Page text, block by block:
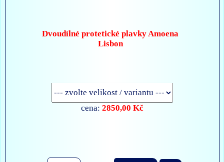
Dvoudílné protetické plavky Amoena
Lisbon
cena:2850,00 Kč